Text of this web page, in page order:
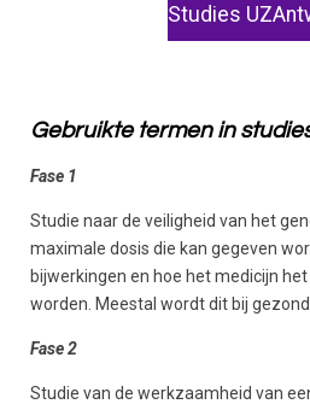
Studies
Gebruikte termen in
Fase 1
Studie naar de veiligheid van het
maximale dosis die kan gegeven
bijwerkingen en hoe het medicijn
worden. Meestal wordt dit bij
Fase 2
Studie van de werkzaamheid van